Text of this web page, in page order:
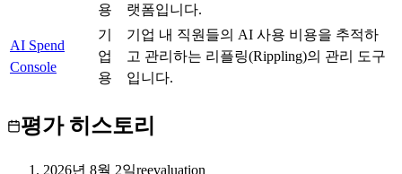
용
랫폼입니다.
AI Spend
Console
기
업
용
기업 내 직원들의 AI 사용 비용을 추적하
고 관리하는 리플링(Rippling)의 관리 도구
입니다.
평가 히스토리
2026년 8월 2일reevaluation